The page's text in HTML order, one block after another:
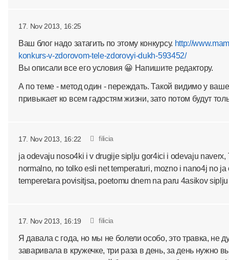
17. Nov 2013, 16:25
Ваш блог надо затагить по этому конкурсу. http://
konkurs-v-zdorovom-tele-zdorovyi-dukh-593452/
Вы описали все его условия 😀 Напишите редактору.
А по теме - метод один - переждать. Такой видимо у
привыкает ко всем гадостям жизни, зато потом будут
17. Nov 2013, 16:22 filicia
ja odevaju noso4ki i v drugije siplju gor4ici i odevaju naverx,
normalno, no tolko esli net temperaturi, mozno i nano4j no
temperetara povisitjsa, poetomu dnem na paru 4asikov siplju
17. Nov 2013, 16:19 filicia
Я давала с года, но мы не болели особо, это травка, не
заваривала в кружечке, три раза в день, за день нужно